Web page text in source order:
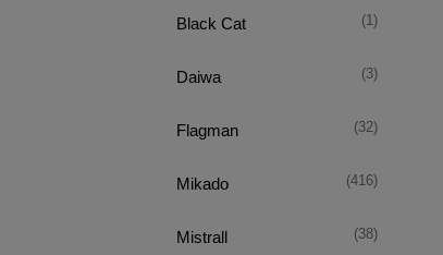
Black Cat (1)
Daiwa (3)
Flagman (32)
Mikado (416)
Mistrall (38)